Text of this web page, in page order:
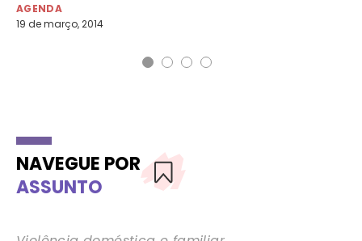
AGENDA
19 de março, 2014
NAVEGUE POR
ASSUNTO